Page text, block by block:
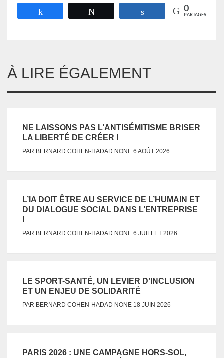
Partagez 0
PARTAGES
À LIRE ÉGALEMENT
NE LAISSONS PAS L’ANTISÉMITISME BRISER
LA LIBERTÉ DE CRÉER !
PAR BERNARD COHEN-HADAD NONE 6 AOÛT 2026
L’IA DOIT ÊTRE AU SERVICE DE L’HUMAIN ET
DU DIALOGUE SOCIAL DANS L’ENTREPRISE
!
PAR BERNARD COHEN-HADAD NONE 6 JUILLET 2026
LE SPORT-SANTÉ, UN LEVIER D’INCLUSION
ET UN ENJEU DE SOLIDARITÉ
PAR BERNARD COHEN-HADAD NONE 18 JUIN 2026
PARIS 2026 : UNE CAMPAGNE HORS-SOL,